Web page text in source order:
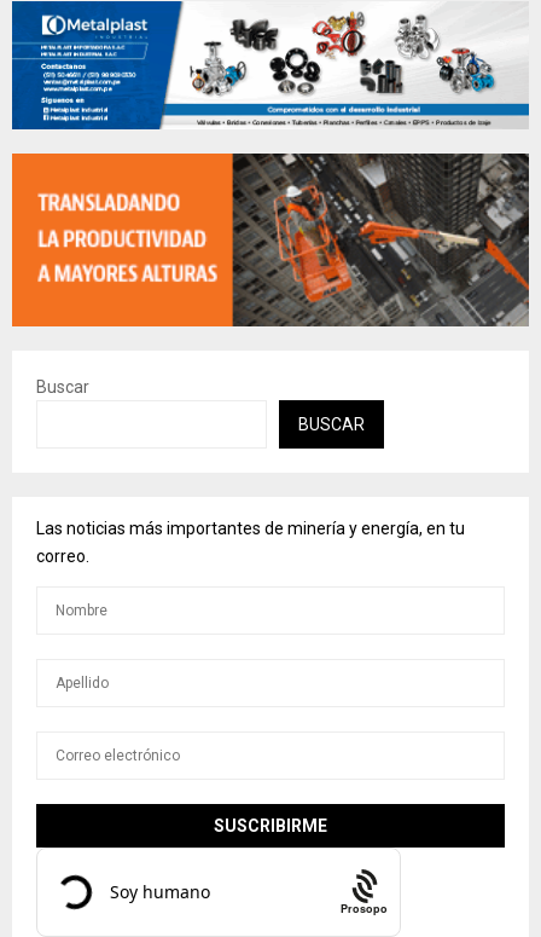
Buscar
BUSCAR
Las noticias más importantes de minería y energía, en tu
correo.
Prosopo